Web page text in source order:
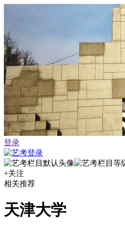
登录
+关注
相关推荐
天津大学